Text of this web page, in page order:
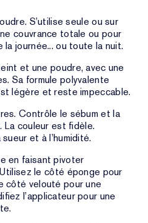
S’utilise seule ou sur
couvrance totale ou pour
journée... ou toute la nuit.
et une poudre, avec une
Sa formule polyvalente
légère et reste impeccable.
Contrôle le sébum et la
La couleur est fidèle.
et à l’humidité.
en faisant pivoter
le côté éponge pour
côté velouté pour une
l’applicateur pour une